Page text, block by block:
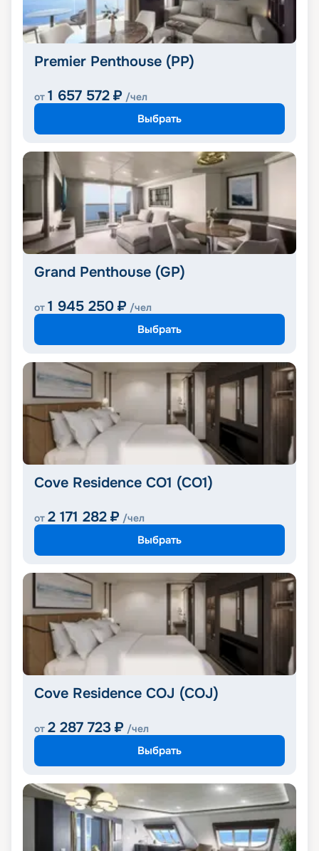
Premier Penthouse (PP)
от 1 657 572 ₽ /чел
Выбрать
Grand Penthouse (GP)
от 1 945 250 ₽ /чел
Выбрать
Cove Residence CO1 (CO1)
от 2 171 282 ₽ /чел
Выбрать
Cove Residence COJ (COJ)
от 2 287 723 ₽ /чел
Выбрать